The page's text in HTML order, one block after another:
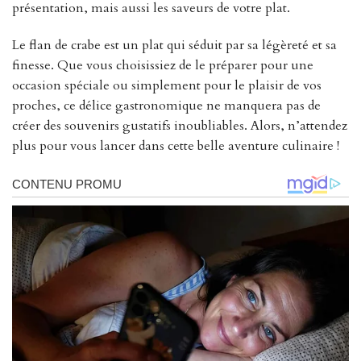
présentation, mais aussi les saveurs de votre plat.
Le flan de crabe est un plat qui séduit par sa légèreté et sa
finesse. Que vous choisissiez de le préparer pour une
occasion spéciale ou simplement pour le plaisir de vos
proches, ce délice gastronomique ne manquera pas de
créer des souvenirs gustatifs inoubliables. Alors, n’attendez
plus pour vous lancer dans cette belle aventure culinaire !